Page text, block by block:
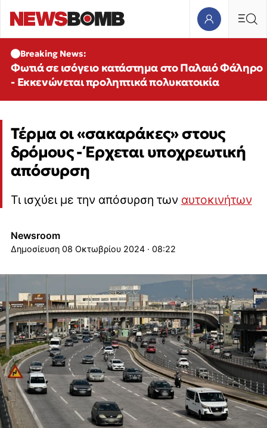
Breaking News:
Φωτιά σε ισόγειο κατάστημα στο Παλαιό Φάληρο
- Εκκενώνεται προληπτικά πολυκατοικία
Τέρμα οι «σακαράκες» στους
δρόμους - Έρχεται υποχρεωτική
απόσυρση
Τι ισχύει με την απόσυρση των αυτοκινήτων
Newsroom
08 Οκτωβρίου 2024 · 08:22